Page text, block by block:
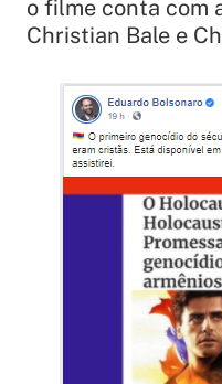
o filme conta com
Christian Bale e